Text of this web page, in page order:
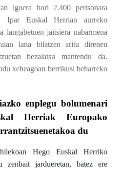
igoera hori 2.400 pertsonara
Ipar Euskal Herrian aurreko
langabetuen jaitsiera nabarmena
lana bilatzen aritu direnen
bezalatsu mantendu da.
xeheagoan berrikusi beharreko
enplegu bolumenari
Herriak Europako
du
Hego Euskal Herriko
zenbait jardueretan, batez ere